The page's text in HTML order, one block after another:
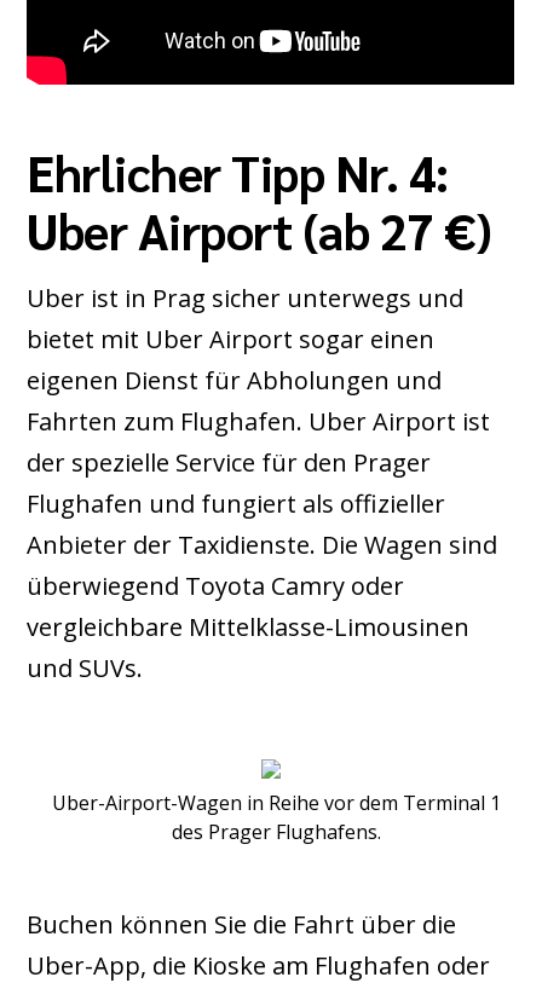
Ehrlicher Tipp Nr. 4:
Uber Airport (ab 27 €)
Uber ist in Prag sicher unterwegs und
bietet mit Uber Airport sogar einen
eigenen Dienst für Abholungen und
Fahrten zum Flughafen. Uber Airport ist
der spezielle Service für den Prager
Flughafen und fungiert als offizieller
Anbieter der Taxidienste. Die Wagen sind
überwiegend Toyota Camry oder
vergleichbare Mittelklasse-Limousinen
und SUVs.
Uber-Airport-Wagen in Reihe vor dem Terminal 1
des Prager Flughafens.
Buchen können Sie die Fahrt über die
Uber-App, die Kioske am Flughafen oder